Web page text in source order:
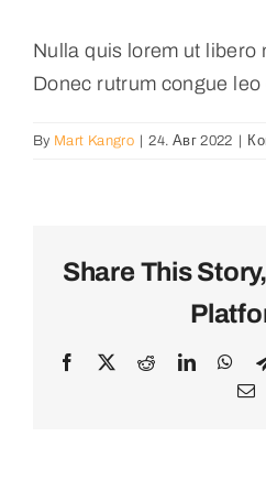
Nulla quis lorem ut libero
Donec rutrum congue
By Mart Kangro 24. Авг 2022
Share This
Facebook RedditLinkedIn